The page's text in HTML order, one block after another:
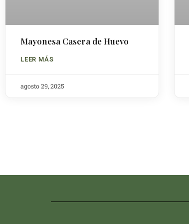
Mayonesa Casera de Huevo
LEER MÁS
agosto 29, 2025